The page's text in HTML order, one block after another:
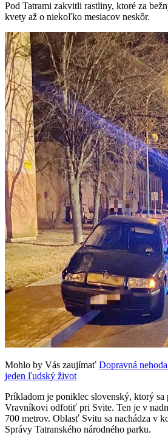
Pod Tatrami zakvitli rastliny, ktoré za
kvety až o niekoľko mesiacov neskôr.
Mohlo by Vás zaujímať Dopravná
jeden ľudský život
Príkladom je poniklec slovenský, ktorý sa
Vravníkovi odfotiť pri Svite. Ten je v
700 metrov. Oblasť Svitu sa nachádza v
Správy Tatranského národného parku.